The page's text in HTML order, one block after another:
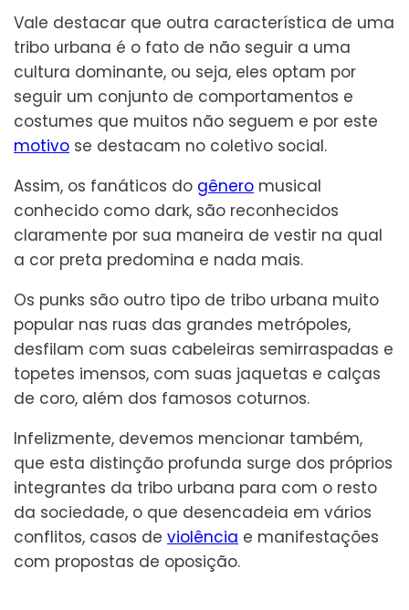
Vale destacar que outra característica de uma
tribo urbana é o fato de não seguir a uma
cultura dominante, ou seja, eles optam por
seguir um conjunto de comportamentos e
costumes que muitos não seguem e por este
motivo se destacam no coletivo social.
Assim, os fanáticos do gênero musical
conhecido como dark, são reconhecidos
claramente por sua maneira de vestir na qual
a cor preta predomina e nada mais.
Os punks são outro tipo de tribo urbana muito
popular nas ruas das grandes metrópoles,
desfilam com suas cabeleiras semirraspadas e
topetes imensos, com suas jaquetas e calças
de coro, além dos famosos coturnos.
Infelizmente, devemos mencionar também,
que esta distinção profunda surge dos próprios
integrantes da tribo urbana para com o resto
da sociedade, o que desencadeia em vários
conflitos, casos de violência e manifestações
com propostas de oposição.